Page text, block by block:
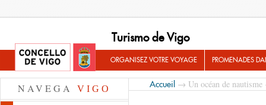
Turismo de Vigo
ORGANISEZ VOTRE VOYAGE PROMENADES
NAVEGA VIGO Accueil → Un océan de nautisme